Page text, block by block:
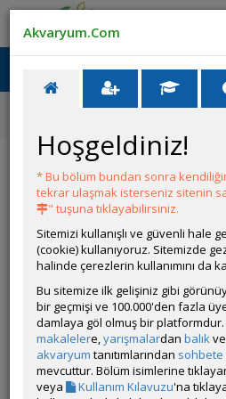
Ana Menü
Hastalıklar ve İlaçlar
Akvaryum Serüveninin
Columnaris
YANIT YAZ
Fakirr1212
Çevrim Dışı
Gönderim Zamanı:02 Nisan 2014
Bundan 4 yıl önce bir hevesle
yavrulu büyüklü lepisteslerim
columnaris hastalığı bulaşmıştı
Akvaryum.Com
Hoşgeldiniz!
* Bu bölüm bundan sonra
tekrar ulaşmak isterseniz sitenin
" tuşuna tıklayabilirsiniz.
Sitemizi kullanışlı ve güvenli hale
(cookie) kullanıyoruz. Sitemizde
halinde çerezlerin kullanımını da
Bu sitemize ilk gelişiniz gibi
bir geçmişi ve 100.000'den fazla
damlaya göl olmuş bir
makalelere,yarışmalardan balıkve
akvaryum tanıtımlarından sohbete
mevcuttur. Bölüm isimlerine
veya
Kullanım Kılavuzu'na